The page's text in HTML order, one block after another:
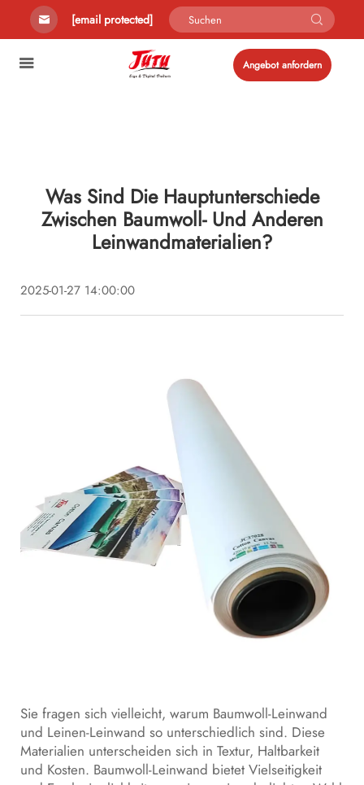
[email protected]
Angebot anfordern
Was Sind Die Hauptunterschiede
Zwischen Baumwoll- Und Anderen
Leinwandmaterialien?
2025-01-27 14:00:00
Sie fragen sich vielleicht, warum Baumwoll-Leinwand
und Leinen-Leinwand so unterschiedlich sind. Diese
Materialien unterscheiden sich in Textur, Haltbarkeit
und Kosten. Baumwoll-Leinwand bietet Vielseitigkeit